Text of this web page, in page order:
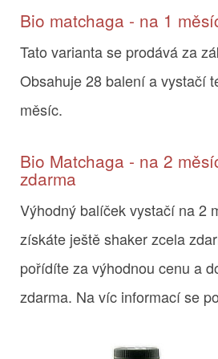
Bio matchaga - na 1
Tato varianta se prodává za
Obsahuje 28 balení a vystačí
měsíc.
Bio Matchaga - na 2
zdarma
Výhodný balíček vystačí na 2
získáte ještě shaker zcela
pořídíte za výhodnou cenu a
zdarma. Na víc informací se